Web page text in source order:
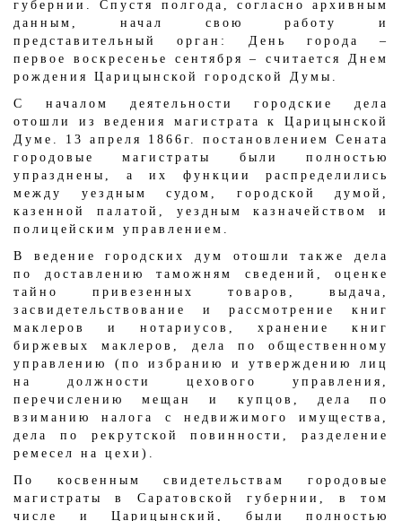
губернии. Спустя полгода, согласно архивным
данным, начал свою работу и
представительный орган: День города –
первое воскресенье сентября – считается Днем
рождения Царицынской городской Думы.
С началом деятельности городские дела
отошли из ведения магистрата к Царицынской
Думе. 13 апреля 1866г. постановлением Сената
городовые магистраты были полностью
упразднены, а их функции распределились
между уездным судом, городской думой,
казенной палатой, уездным казначейством и
полицейским управлением.
В ведение городских дум отошли также дела
по доставлению таможням сведений, оценке
тайно привезенных товаров, выдача,
засвидетельствование и рассмотрение книг
маклеров и нотариусов, хранение книг
биржевых маклеров, дела по общественному
управлению (по избранию и утверждению лиц
на должности цехового управления,
перечислению мещан и купцов, дела по
взиманию налога с недвижимого имущества,
дела по рекрутской повинности, разделение
ремесел на цехи).
По косвенным свидетельствам городовые
магистраты в Саратовской губернии, в том
числе и Царицынский, были полностью